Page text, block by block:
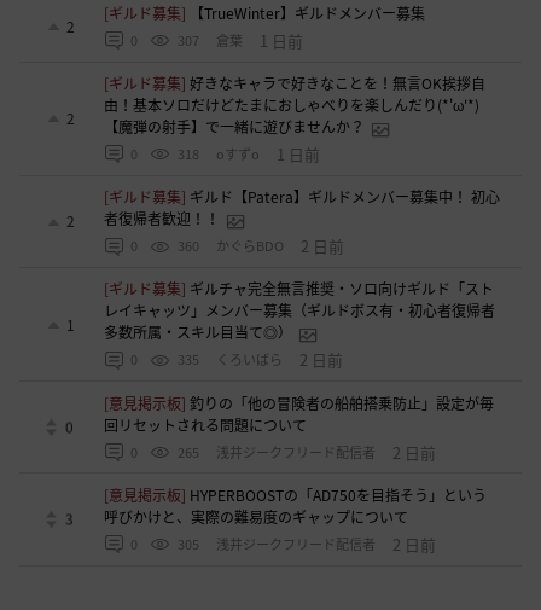
2
[ギルド募集] 【TrueWinter】ギルドメンバー募集
0 307 倉葉 1 日前
2
[ギルド募集]好きなキャラで好きなことを！無言OK挨拶自
由！基本ソロだけどたまにおしゃべりを楽しんだり(*'ω'*)
【魔弾の射手】で一緒に遊びませんか？
0 318 oすずo 1 日前
2
[ギルド募集] ギルド【Patera】ギルドメンバー募集中！ 初心
者復帰者歓迎！！
0 360 かぐらBDO 2 日前
1
[ギルド募集] ギルチャ完全無言推奨・ソロ向けギルド「スト
レイキャッツ」メンバー募集（ギルドボス有・初心者復帰者
多数所属・スキル目当て◎）
0 335 くろいばら 2 日前
0
[意見掲示板]釣りの「他の冒険者の船舶搭乗防止」設定が毎
回リセットされる問題について
0 265 浅井ジークフリード配信者 2 日前
3
[意見掲示板] HYPERBOOSTの「AD750を目指そう」という
呼びかけと、実際の難易度のギャップについて
0 305 浅井ジークフリード配信者 2 日前